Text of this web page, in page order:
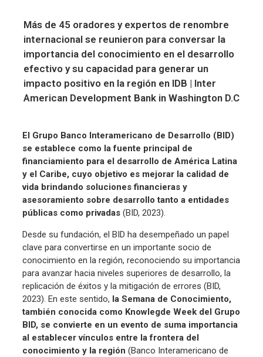
Más de 45 oradores y expertos de renombre
internacional se reunieron para conversar la
importancia del conocimiento en el desarrollo
efectivo y su capacidad para generar un
impacto positivo en la región en IDB | Inter
American Development Bank in Washington D.C
El Grupo Banco Interamericano de Desarrollo (BID)
se establece como la fuente principal de
financiamiento para el desarrollo de América Latina
y el Caribe, cuyo objetivo es mejorar la calidad de
vida brindando soluciones financieras y
asesoramiento sobre desarrollo tanto a entidades
públicas como privadas (BID, 2023).
Desde su fundación, el BID ha desempeñado un papel
clave para convertirse en un importante socio de
conocimiento en la región, reconociendo su importancia
para avanzar hacia niveles superiores de desarrollo, la
replicación de éxitos y la mitigación de errores (BID,
2023). En este sentido, la Semana de Conocimiento,
también conocida como Knowlegde Week del Grupo
BID, se convierte en un evento de suma importancia
al establecer vínculos entre la frontera del
conocimiento y la región (Banco Interamericano de